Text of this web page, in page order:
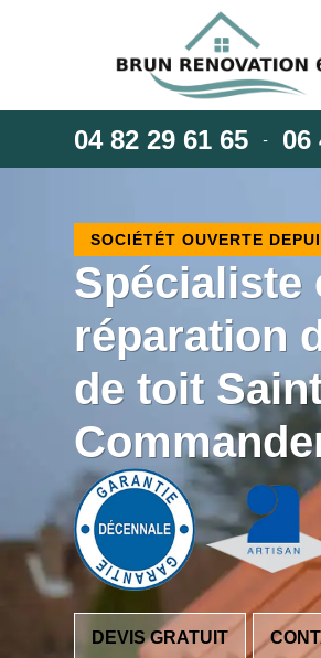
04 82 29 61 65 - 06
SOCIÉTÉT OUVERTE
Spécialiste
réparation
de toit
DEVIS GRATUIT